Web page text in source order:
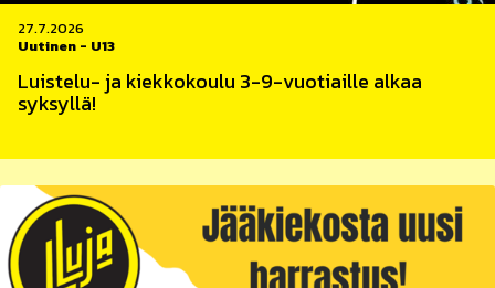
27.7.2026
Uutinen - U13
Luistelu- ja kiekkokoulu 3-9-vuotiaille alkaa
syksyllä!